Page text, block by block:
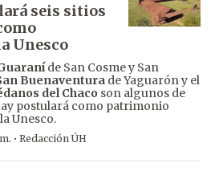
seis sitios
Unesco
de San Cosme y San
Buenaventura de Yaguarón y el
del Chaco son algunos de
postulará como patrimonio
Unesco.
· Redacción ÚH